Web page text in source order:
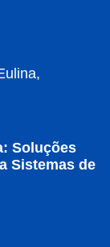
Soluções
Sistemas de